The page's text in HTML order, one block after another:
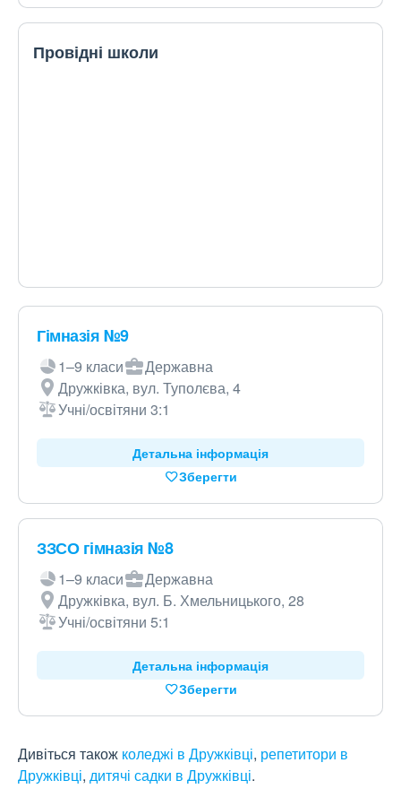
Провідні школи
Гімназія №9
1–9 класи
Державна
Дружківка, вул. Туполєва, 4
Учні/освітяни 3:1
Детальна інформація
Зберегти
ЗЗСО гімназія №8
1–9 класи
Державна
Дружківка, вул. Б. Хмельницького, 28
Учні/освітяни 5:1
Детальна інформація
Зберегти
Дивіться також коледжі в Дружківці, репетитори в
Дружківці, дитячі садки в Дружківці.